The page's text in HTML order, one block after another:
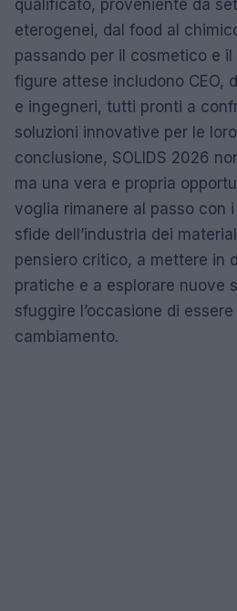
qualificato, proveniente da
eterogenei, dal food al
passando per il cosmetico e
figure attese includono CEO,
e ingegneri, tutti pronti a
soluzioni innovative per le
conclusione, SOLIDS 2026
ma una vera e propria
voglia rimanere al passo con
sfide dell’industria dei
pensiero critico, a mettere in
pratiche e a esplorare nuove
sfuggire l’occasione di
cambiamento.